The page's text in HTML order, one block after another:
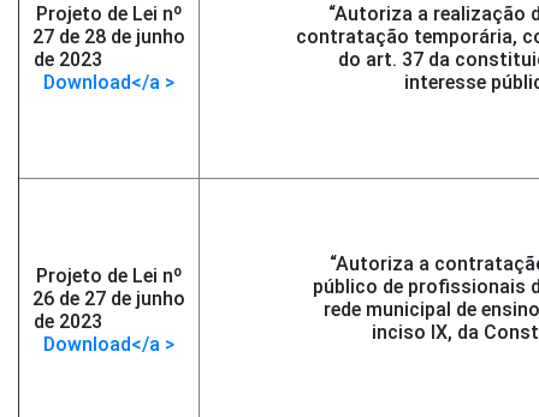
Projeto de Lei nº
27 de 28 de junho
de 2023
Download</a >
“Autoriza a realização
contratação temporária,
do art. 37 da
interesse
Projeto de Lei nº
26 de 27 de junho
de 2023
Download</a >
“Autoriza a
público de profissionais
rede municipal de
inciso IX, da